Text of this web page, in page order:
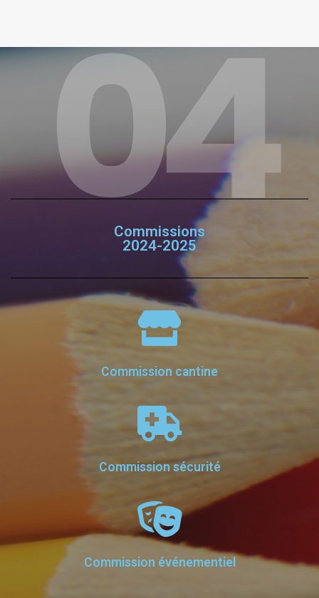
04
Commissions
2024-2025
Commission cantine
Commission sécurité
Commission événementiel